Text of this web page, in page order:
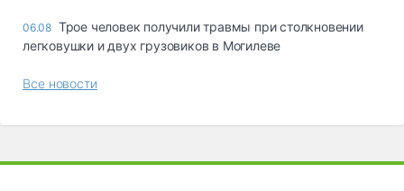
06.08 Трое человек получили травмы при столкновении
легковушки и двух грузовиков в Могилеве
Все новости